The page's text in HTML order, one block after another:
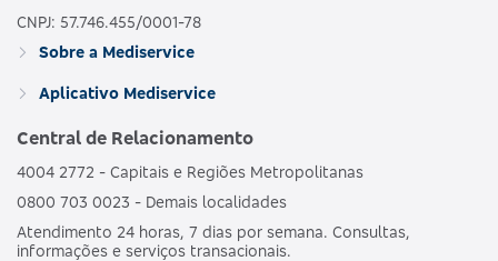
CNPJ: 57.746.455/0001-78
Sobre a Mediservice
Aplicativo Mediservice
Central de Relacionamento
4004 2772 - Capitais e Regiões Metropolitanas
0800 703 0023 - Demais localidades
Atendimento 24 horas, 7 dias por semana. Consultas,
informações e serviços transacionais.